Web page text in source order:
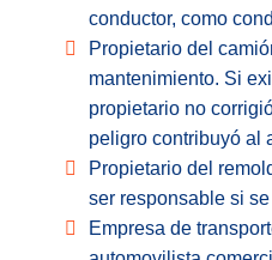
conductor, como
Propietario del
mantenimiento. Si
propietario no
peligro contribuyó al
Propietario del
ser responsable si
Empresa de